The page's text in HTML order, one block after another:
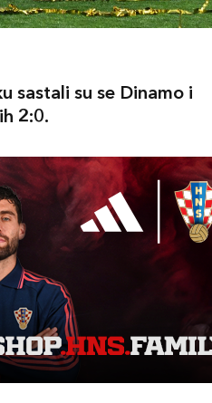
sastali su se Dinamo i
2:0.